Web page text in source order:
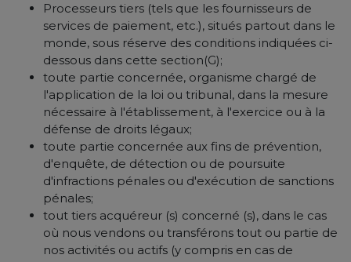
Processeurs tiers (tels que les fournisseurs de
services de paiement, etc.), situés partout dans le
monde, sous réserve des conditions indiquées ci-
dessous dans cette section(G);
toute partie concernée, organisme chargé de
l'application de la loi ou tribunal, dans la mesure
nécessaire à l'établissement, à l'exercice ou à la
défense de droits légaux;
toute partie concernée aux fins de prévention,
d'enquête, de détection ou de poursuite
d'infractions pénales ou d'exécution de sanctions
pénales;
tout tiers acquéreur (s) concerné (s), dans le cas
où nous vendons ou transférons tout ou partie de
nos activités ou actifs (y compris en cas de